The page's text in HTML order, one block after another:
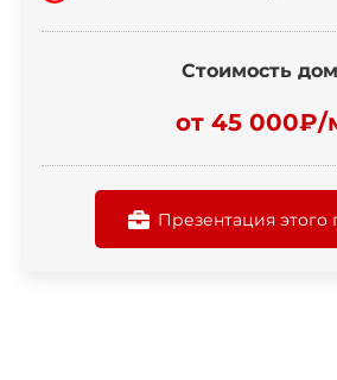
Стоимость
от 45 000₽/
Презентация этого